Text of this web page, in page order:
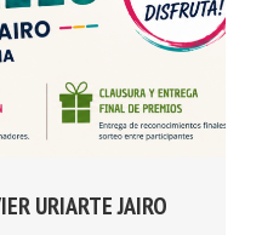
URIARTE JAIRO